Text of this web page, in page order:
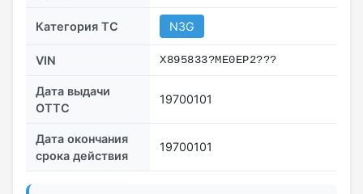
Категория ТС N3G
VIN X895833?ME0EP2???
Дата выдачи
ОТТС
19700101
Дата окончания
срока действия
19700101